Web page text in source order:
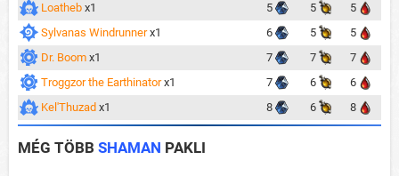
Loatheb x1 5 5
5
Sylvanas Windrunner x1 6 5
5
Dr. Boom x1 7 7
7
Troggzor the Earthinator x1 7 6
6
Kel'Thuzad x1 8 6 8
MÉG TÖBB SHAMAN PAKLI